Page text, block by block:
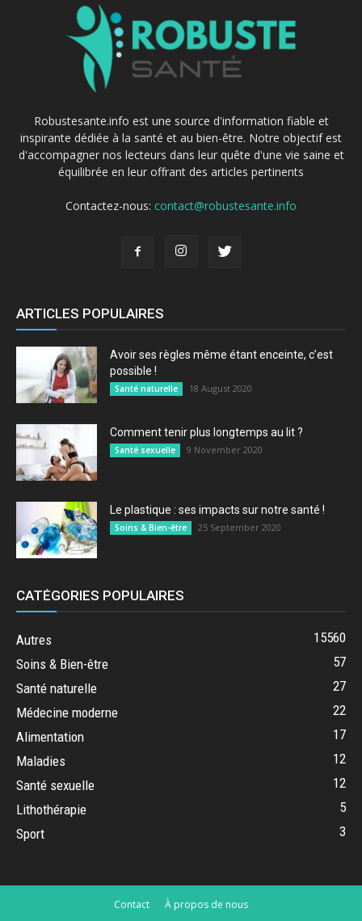
Robustesante.info est une source d'information fiable et
inspirante dédiée à la santé et au bien-être. Notre objectif est
d'accompagner nos lecteurs dans leur quête d'une vie saine et
équilibrée en leur offrant des articles pertinents
Contactez-nous: contact@robustesante.info
ARTICLES POPULAIRES
Avoir ses règles même étant enceinte, c’est
possible !
Santé naturelle 18 August 2020
Comment tenir plus longtemps au lit ?
Santé sexuelle 9 November 2020
Le plastique : ses impacts sur notre santé !
Soins & Bien-être 25 September 2020
CATÉGORIES POPULAIRES
Autres
15560
Soins & Bien-être
57
Santé naturelle
27
Médecine moderne
22
Alimentation
17
Maladies
12
Santé sexuelle
12
Lithothérapie
5
Sport
3
Contact À propos de nous